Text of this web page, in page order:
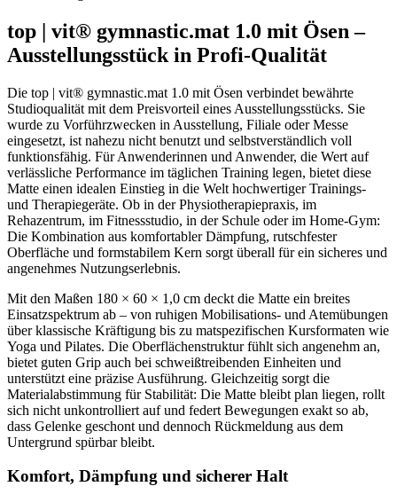
top | vit® gymnastic.mat 1.0 mit Ösen –
Ausstellungsstück in Profi-Qualität
Die top | vit® gymnastic.mat 1.0 mit Ösen verbindet bewährte
Studioqualität mit dem Preisvorteil eines Ausstellungsstücks. Sie
wurde zu Vorführzwecken in Ausstellung, Filiale oder Messe
eingesetzt, ist nahezu nicht benutzt und selbstverständlich voll
funktionsfähig. Für Anwenderinnen und Anwender, die Wert auf
verlässliche Performance im täglichen Training legen, bietet diese
Matte einen idealen Einstieg in die Welt hochwertiger Trainings-
und Therapiegeräte. Ob in der Physiotherapiepraxis, im
Rehazentrum, im Fitnessstudio, in der Schule oder im Home-Gym:
Die Kombination aus komfortabler Dämpfung, rutschfester
Oberfläche und formstabilem Kern sorgt überall für ein sicheres und
angenehmes Nutzungserlebnis.
Mit den Maßen 180 × 60 × 1,0 cm deckt die Matte ein breites
Einsatzspektrum ab – von ruhigen Mobilisations- und Atemübungen
über klassische Kräftigung bis zu matspezifischen Kursformaten wie
Yoga und Pilates. Die Oberflächenstruktur fühlt sich angenehm an,
bietet guten Grip auch bei schweißtreibenden Einheiten und
unterstützt eine präzise Ausführung. Gleichzeitig sorgt die
Materialabstimmung für Stabilität: Die Matte bleibt plan liegen, rollt
sich nicht unkontrolliert auf und federt Bewegungen exakt so ab,
dass Gelenke geschont und dennoch Rückmeldung aus dem
Untergrund spürbar bleibt.
Komfort, Dämpfung und sicherer Halt